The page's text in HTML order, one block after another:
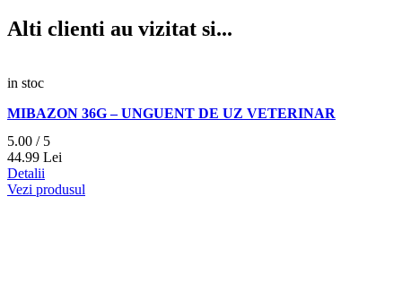
Alti clienti au vizitat si...
in stoc
MIBAZON 36G – UNGUENT DE UZ VETERINAR
5.00 / 5
44.99 Lei
Detalii
Vezi produsul